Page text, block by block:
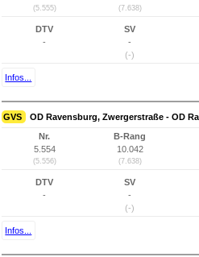
(5.555) (7.638)
DTV
-
SV
-
(-)
Infos...
GVS OD Ravensburg, Zwergerstraße - OD
Nr.
5.554
(5.556)
B-Rang
10.042
(7.638)
DTV
-
SV
-
(-)
Infos...